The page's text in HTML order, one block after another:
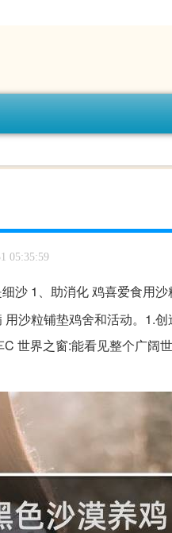
05:35:59
沙 1、助消化 鸡喜爱食用
沙粒铺垫鸡舍和活动。1.创
世界之窗:能看见整个广阔